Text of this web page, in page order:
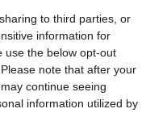
to third parties, or
information for
use the below opt-out
note that after your
continue seeing
information utilized by
de La Mareta: